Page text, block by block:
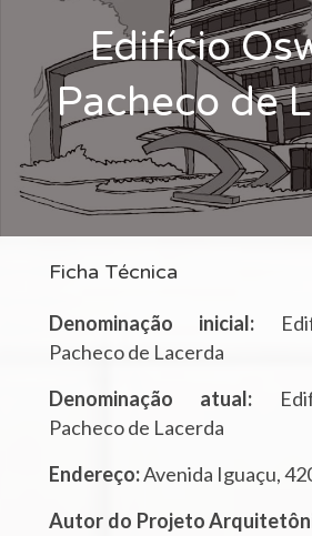
Edifício
Pacheco de
Ficha Técnica
Denominação inicial:
Pacheco de Lacerda
Denominação atual:
Pacheco de Lacerda
Endereço:Avenida Iguaçu,
Autor do Projeto